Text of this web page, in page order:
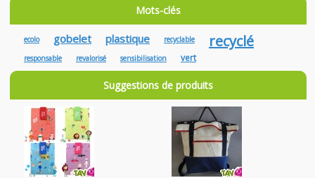
Mots-clés
ecolo gobelet plastique recyclable recyclé
responsable revalorisé sensibilisation vert
Suggestions de produits